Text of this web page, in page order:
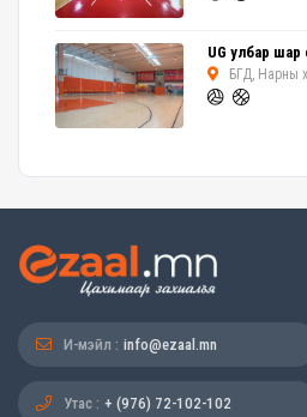
UG улбар шар
БГД, Нарны
И-мэйл : info@ezaal.mn
Утас : + (976) 72-102-102